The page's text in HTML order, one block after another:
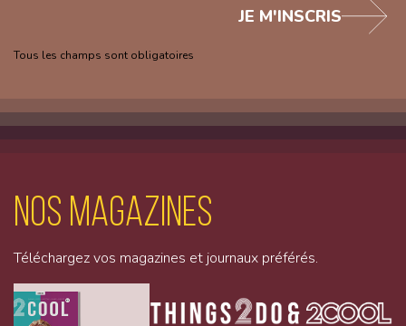
Tous les champs sont obligatoires
JE M'INSCRIS
Nos magazines
Téléchargez vos magazines et journaux préférés.